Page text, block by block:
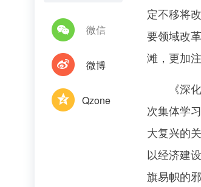
微信
微博
Qzone
定不移将
要领域改
滩，更加
《深化
次集体学
大复兴的
以经济建
旗易帜的邪